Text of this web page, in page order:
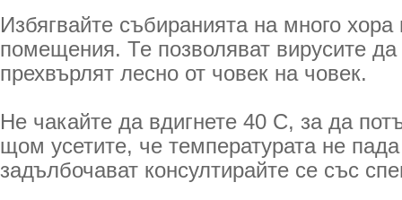
Избягвайте събиранията на много хора
помещения. Те позволяват вирусите да
прехвърлят лесно от човек на човек.
Не чакайте да вдигнете 40 С, за да
щом усетите, че температурата не
задълбочават консултирайте се със